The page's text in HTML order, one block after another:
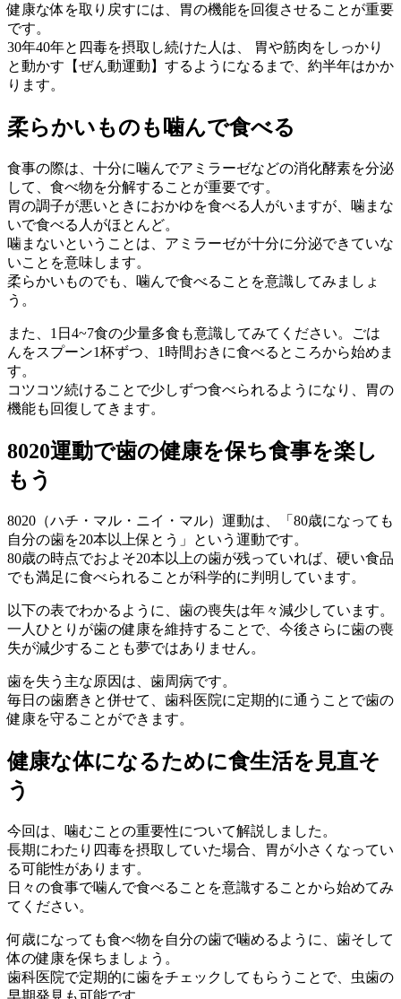
健康な体を取り戻すには、胃の機能を回復させることが重要
です。
30年40年と四毒を摂取し続けた人は、 胃や筋肉をしっかり
と動かす【ぜん動運動】するようになるまで、約半年はかか
ります。
柔らかいものも噛んで食べる
食事の際は、十分に噛んでアミラーゼなどの消化酵素を分泌
して、食べ物を分解することが重要です。
胃の調子が悪いときにおかゆを食べる人がいますが、噛まな
いで食べる人がほとんど。
噛まないということは、アミラーゼが十分に分泌できていな
いことを意味します。
柔らかいものでも、噛んで食べることを意識してみましょ
う。
また、1日4~7食の少量多食も意識してみてください。ごは
んをスプーン1杯ずつ、1時間おきに食べるところから始めま
す。
コツコツ続けることで少しずつ食べられるようになり、胃の
機能も回復してきます。
8020運動で歯の健康を保ち食事を楽し
もう
8020（ハチ・マル・ニイ・マル）運動は、「80歳になっても
自分の歯を20本以上保とう」という運動です。
80歳の時点でおよそ20本以上の歯が残っていれば、硬い食品
でも満足に食べられることが科学的に判明しています。
以下の表でわかるように、歯の喪失は年々減少しています。
一人ひとりが歯の健康を維持することで、今後さらに歯の喪
失が減少することも夢ではありません。
歯を失う主な原因は、歯周病です。
毎日の歯磨きと併せて、歯科医院に定期的に通うことで歯の
健康を守ることができます。
健康な体になるために食生活を見直そ
う
今回は、噛むことの重要性について解説しました。
長期にわたり四毒を摂取していた場合、胃が小さくなってい
る可能性があります。
日々の食事で噛んで食べることを意識することから始めてみ
てください。
何歳になっても食べ物を自分の歯で噛めるように、歯そして
体の健康を保ちましょう。
歯科医院で定期的に歯をチェックしてもらうことで、虫歯の
早期発見も可能です。